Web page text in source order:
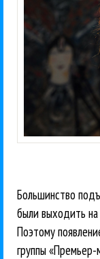
Большинство
были выходить
Поэтому
группы